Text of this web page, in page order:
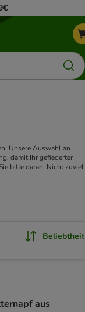
Unsere Auswahl an
damit Ihr gefiederter
bitte daran: Nicht zuviel
Beliebtheit
aus